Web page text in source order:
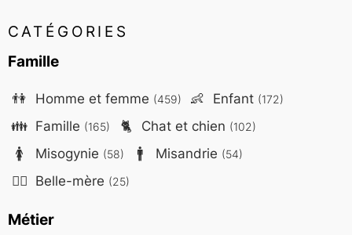
CATÉGORIES
Famille
👫 Homme et femme (459) 👶 Enfant (172)
👪 Famille (165) 🐈 Chat et chien (102)
🚺 Misogynie (58) 🚹 Misandrie (54)
🤷‍♀️ Belle-mère (25)
Métier